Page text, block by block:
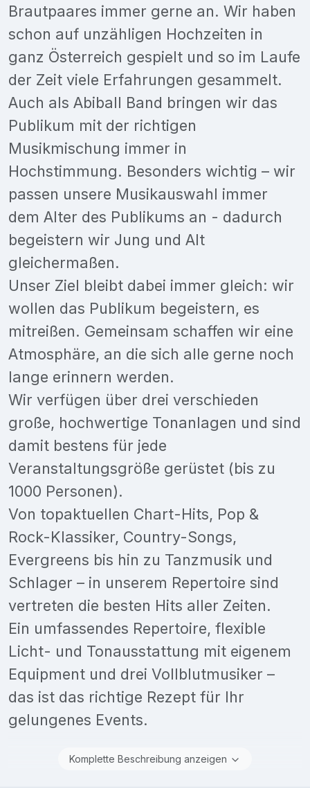
Brautpaares immer gerne an. Wir haben
schon auf unzähligen Hochzeiten in
ganz Österreich gespielt und so im Laufe
der Zeit viele Erfahrungen gesammelt.
Auch als Abiball Band bringen wir das
Publikum mit der richtigen
Musikmischung immer in
Hochstimmung. Besonders wichtig – wir
passen unsere Musikauswahl immer
dem Alter des Publikums an - dadurch
begeistern wir Jung und Alt
gleichermaßen.
Unser Ziel bleibt dabei immer gleich: wir
wollen das Publikum begeistern, es
mitreißen. Gemeinsam schaffen wir eine
Atmosphäre, an die sich alle gerne noch
lange erinnern werden.
Wir verfügen über drei verschieden
große, hochwertige Tonanlagen und sind
damit bestens für jede
Veranstaltungsgröße gerüstet (bis zu
1000 Personen).
Von topaktuellen Chart-Hits, Pop &
Rock-Klassiker, Country-Songs,
Evergreens bis hin zu Tanzmusik und
Schlager – in unserem Repertoire sind
vertreten die besten Hits aller Zeiten.
Ein umfassendes Repertoire, flexible
Licht- und Tonausstattung mit eigenem
Equipment und drei Vollblutmusiker –
das ist das richtige Rezept für Ihr
gelungenes Events.
Komplette Beschreibung anzeigen